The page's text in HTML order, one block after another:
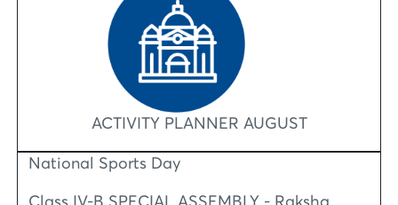
ACTIVITY PLANNER AUGUST
National Sports Day